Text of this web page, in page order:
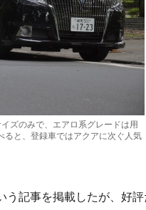
ズのみで、エアロ系グレードは用
ると、登録車ではアクアに次ぐ人気
う記事を掲載したが、好